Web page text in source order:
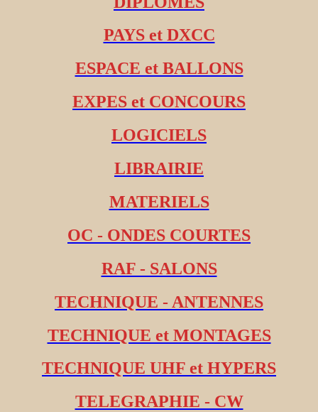
PAYS et DXCC
ESPACE et BALLONS
EXPES et CONCOURS
LOGICIELS
LIBRAIRIE
MATERIELS
OC - ONDES COURTES
RAF - SALONS
TECHNIQUE - ANTENNES
TECHNIQUE et MONTAGES
TECHNIQUE UHF et HYPERS
TELEGRAPHIE - CW